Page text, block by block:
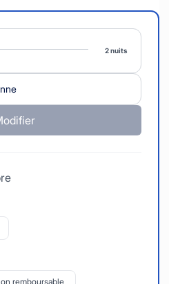
2 nuits
remboursable